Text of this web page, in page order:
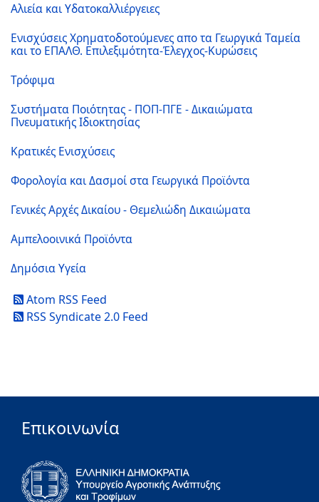
Αλιεία και Υδατοκαλλιέργειες
Ενισχύσεις Χρηματοδοτούμενες απο τα Γεωργικά Ταμεία
και το ΕΠΑΛΘ. Επιλεξιμότητα-Έλεγχος-Κυρώσεις
Τρόφιμα
Συστήματα Ποιότητας - ΠΟΠ-ΠΓΕ - Δικαιώματα
Πνευματικής Ιδιοκτησίας
Κρατικές Ενισχύσεις
Φορολογία και Δασμοί στα Γεωργικά Προϊόντα
Γενικές Αρχές Δικαίου - Θεμελιώδη Δικαιώματα
Αμπελοοινικά Προϊόντα
Δημόσια Υγεία
Atom RSS Feed
RSS Syndicate 2.0 Feed
Επικοινωνία